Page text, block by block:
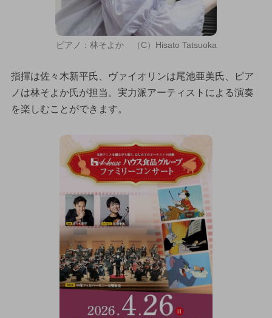
ピアノ：林そよか （C）Hisato Tatsuoka
指揮は佐々木新平氏、ヴァイオリンは尾池亜美氏、ピア
ノは林そよか氏が担当。実力派アーティストによる演奏
を楽しむことができます。